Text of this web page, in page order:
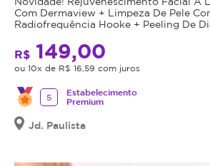
Com Dermaview + Limpeza De Pele
Radiofrequência Hooke + Peeling De
R$ 149,00
ou 10x de R$ 16,59 com juros
5
Estabelecimento
Premium
Jd. Paulista